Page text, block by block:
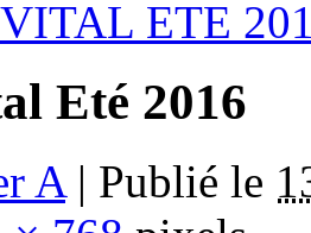
ETE
Eté 2016
A | Publié le